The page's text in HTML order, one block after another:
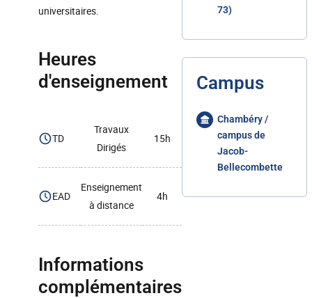
universitaires.
Heures
d'enseignement
TD
Travaux
Dirigés
15h
EAD
Enseignement
à distance
4h
Informations
complémentaires
73)
Campus
Chambéry /
campus de
Jacob-
Bellecombette